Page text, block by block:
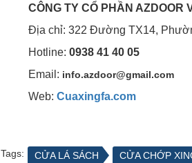
CÔNG TY CỔ PHẦN AZDOOR
Địa chỉ: 322 Đường TX14,
Hotline: 0938 41 40 05
Email: info.azdoor@gmail.com
Web: Cuaxingfa.com
Tags: CỬA LÁ SÁCH CỬA CHỚP